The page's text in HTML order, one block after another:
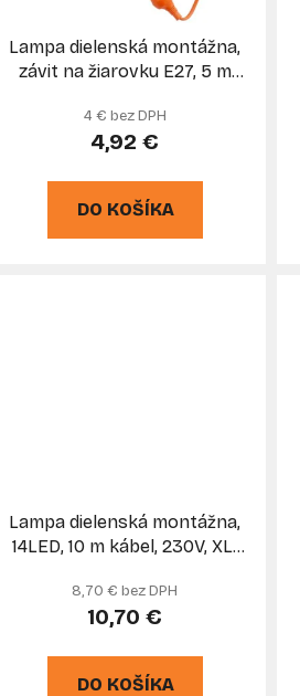
Lampa dielenská montážna,
závit na žiarovku E27, 5 m
4 € bez DPH
4,92 €
DO KOŠÍKA
Lampa dielenská montážna,
14LED, 10 m kábel, 230V, XL-
8,70 € bez DPH
10,70 €
DO KOŠÍKA